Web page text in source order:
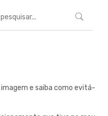
e saiba como evitá-